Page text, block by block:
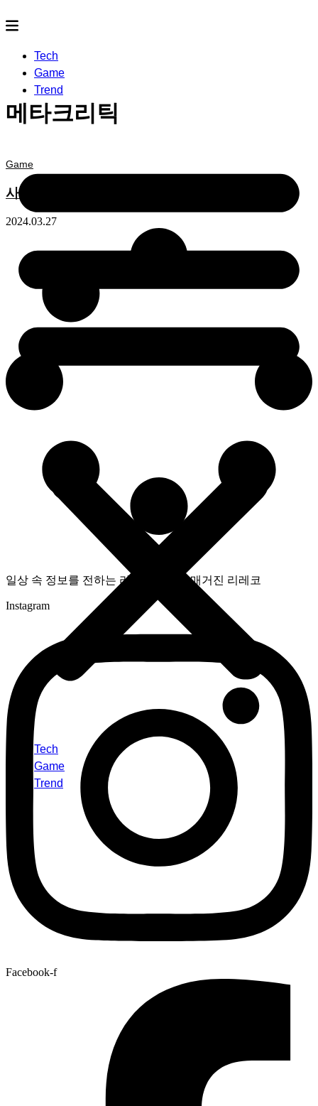
Tech
Game
Trend
Tech
Game
Trend
메타크리틱
Game
사이버펑크 2077, 2024년에는 어떤 모습일까?
2024.03.27
일상 속 정보를 전하는 라이프스타일 매거진 리레코
Instagram
Facebook-f